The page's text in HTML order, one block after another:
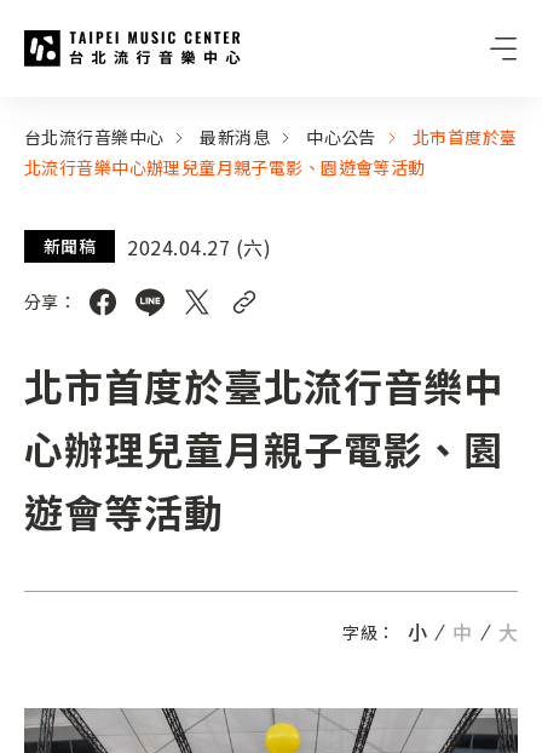
:::
台北流行音樂中心 最新消息 中心公告
北市首度於臺
北流行音樂中心辦理兒童月親子電影、園遊會等活動
新聞稿 2024.04.27 (六)
分享：
北市首度於臺北流行音樂中
心辦理兒童月親子電影、園
遊會等活動
字級： 小 中 大